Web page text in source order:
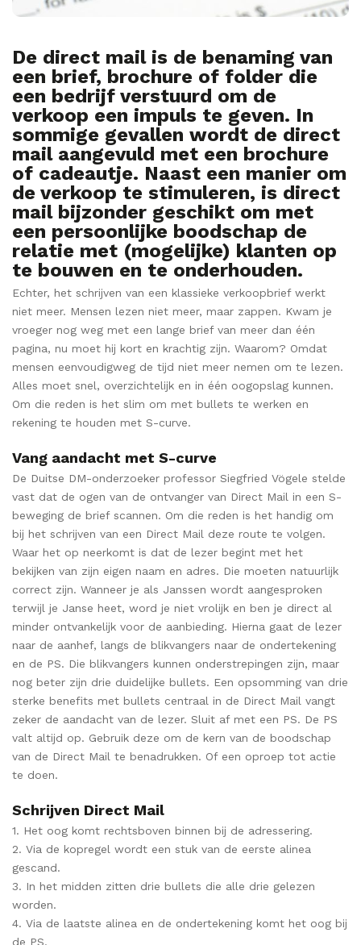
De direct mail is de benaming van
een brief, brochure of folder die
een bedrijf verstuurd om de
verkoop een impuls te geven. In
sommige gevallen wordt de direct
mail aangevuld met een brochure
of cadeautje. Naast een manier om
de verkoop te stimuleren, is direct
mail bijzonder geschikt om met
een persoonlijke boodschap de
relatie met (mogelijke) klanten op
te bouwen en te onderhouden.
Echter, het schrijven van een klassieke verkoopbrief werkt
niet meer. Mensen lezen niet meer, maar zappen. Kwam je
vroeger nog weg met een lange brief van meer dan één
pagina, nu moet hij kort en krachtig zijn. Waarom? Omdat
mensen eenvoudigweg de tijd niet meer nemen om te lezen.
Alles moet snel, overzichtelijk en in één oogopslag kunnen.
Om die reden is het slim om met bullets te werken en
rekening te houden met S-curve.
Vang aandacht met S-curve
De Duitse DM-onderzoeker professor Siegfried Vögele stelde
vast dat de ogen van de ontvanger van Direct Mail in een S-
beweging de brief scannen. Om die reden is het handig om
bij het schrijven van een Direct Mail deze route te volgen.
Waar het op neerkomt is dat de lezer begint met het
bekijken van zijn eigen naam en adres. Die moeten natuurlijk
correct zijn. Wanneer je als Janssen wordt aangesproken
terwijl je Janse heet, word je niet vrolijk en ben je direct al
minder ontvankelijk voor de aanbieding. Hierna gaat de lezer
naar de aanhef, langs de blikvangers naar de ondertekening
en de PS. Die blikvangers kunnen onderstrepingen zijn, maar
nog beter zijn drie duidelijke bullets. Een opsomming van drie
sterke benefits met bullets centraal in de Direct Mail vangt
zeker de aandacht van de lezer. Sluit af met een PS. De PS
valt altijd op. Gebruik deze om de kern van de boodschap
van de Direct Mail te benadrukken. Of een oproep tot actie
te doen.
Schrijven Direct Mail
1. Het oog komt rechtsboven binnen bij de adressering.
2. Via de kopregel wordt een stuk van de eerste alinea
gescand.
3. In het midden zitten drie bullets die alle drie gelezen
worden.
4. Via de laatste alinea en de ondertekening komt het oog bij
de PS.